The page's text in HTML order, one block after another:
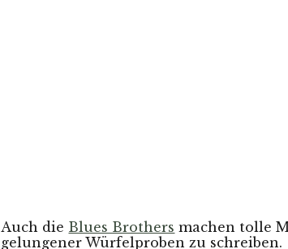
Auch die Blues Brothers machen tolle
gelungener Würfelproben zu schreiben.